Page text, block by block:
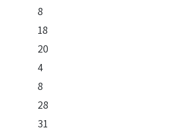
8
18
20
4
8
28
31